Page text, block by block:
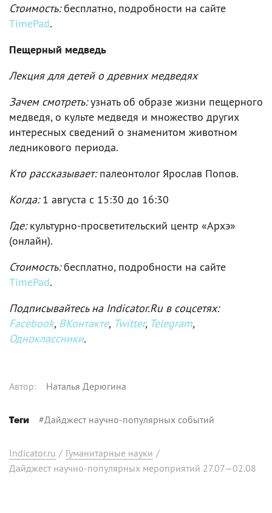
Стоимость:бесплатно, подробности на сайте
TimePad.
Пещерный медведь
Лекция для детей о древних медведях
Зачем смотреть:узнать об образе жизни пещерного
медведя, о культе медведя и множество других
интересных сведений о знаменитом животном
ледникового периода.
Кто рассказывает:палеонтолог Ярослав Попов.
Когда:1 августа c 15:30 до 16:30
Где:культурно-просветительский центр «Архэ»
(онлайн).
Стоимость:бесплатно, подробности на сайте
TimePad.
Подписывайтесь на Indicator.Ru в соцсетях:
Facebook, ВКонтакте, Twitter, Telegram,
Одноклассники.
Автор: Наталья Дерюгина
Теги #Дайджест научно-популярных событий
Indicator.ru / Гуманитарные науки /
Дайджест научно-популярных мероприятий 27.07—02.08